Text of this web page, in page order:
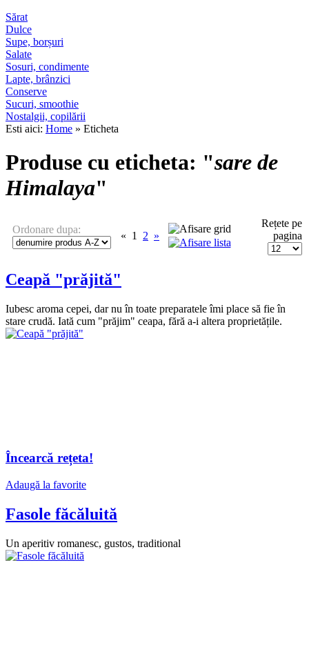
Sărat
Dulce
Supe, borșuri
Salate
Sosuri, condimente
Lapte, brânzici
Conserve
Sucuri, smoothie
Nostalgii, copilării
Esti aici: Home » Eticheta
Produse cu eticheta: "sare de
Himalaya"
Ordonare dupa:
« 1 2 »
Rețete pe
pagina
Ceapă "prăjită"
Iubesc aroma cepei, dar nu în toate preparatele îmi place să fie în
stare crudă. Iată cum "prăjim" ceapa, fără a-i altera proprietățile.
Încearcă rețeta!
Adaugă la favorite
Fasole făcăluită
Un aperitiv romanesc, gustos, traditional